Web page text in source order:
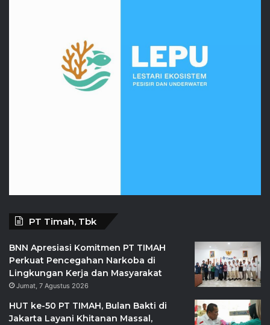
PT Timah, Tbk
BNN Apresiasi Komitmen PT TIMAH
Perkuat Pencegahan Narkoba di
Lingkungan Kerja dan Masyarakat
Jumat, 7 Agustus 2026
HUT ke-50 PT TIMAH, Bulan Bakti di
Jakarta Layani Khitanan Massal,